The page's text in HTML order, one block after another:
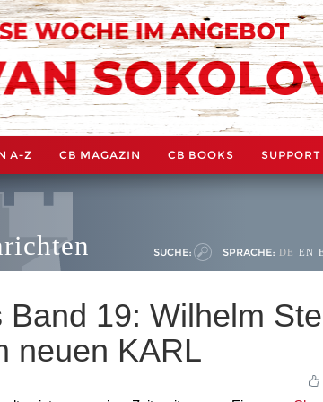
A-Z CB MAGAZIN CB BOOKS SUPPORT
SUCHE: SPRACHE: DE EN
Band 19: Wilhelm
neuen KARL